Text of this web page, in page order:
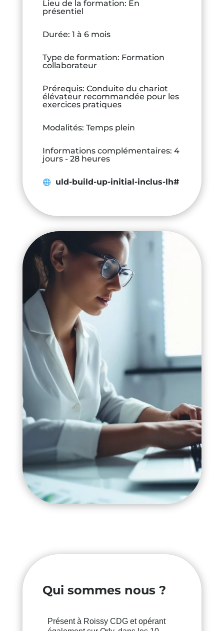
Lieu de la formation: En
présentiel
Durée: 1 à 6 mois
Type de formation: Formation
collaborateur
Prérequis: Conduite du chariot
élévateur recommandée pour les
exercices pratiques
Modalités: Temps plein
Informations complémentaires: 4
jours - 28 heures
uld-build-up-initial-inclus-lh#
Qui sommes nous ?
Présent à Roissy CDG et opérant